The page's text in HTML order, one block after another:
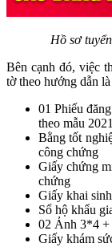
Hồ sơ
Bên cạnh đó, việc
tờ theo hướng dẫn
01 Phiếu
theo mẫu
Bằng tốt
công chứng
Giấy chứng
chứng
Giấy khai
Sổ hộ khẩu
02 Ảnh 3*4 +
Giấy khám